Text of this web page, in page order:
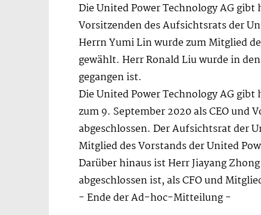
Die United Power Technology AG
Vorsitzenden des Aufsichtsrats der
Herrn Yumi Lin wurde zum Mitglied
gewählt. Herr Ronald Liu wurde in
gegangen ist.
Die United Power Technology AG
zum 9. September 2020 als CEO
abgeschlossen. Der Aufsichtsrat der
Mitglied des Vorstands der United
Darüber hinaus ist Herr Jiayang
abgeschlossen ist, als CFO und
- Ende der Ad-hoc-Mitteilung -